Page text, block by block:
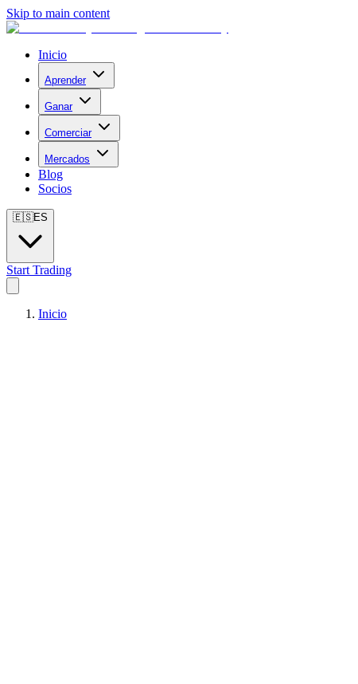
Skip to main content
Inicio
Aprender
Ganar
Comerciar
Mercados
Blog
Socios
🇪🇸ES
Start Trading
Inicio